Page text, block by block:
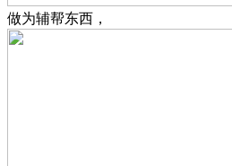
做为辅帮东西，